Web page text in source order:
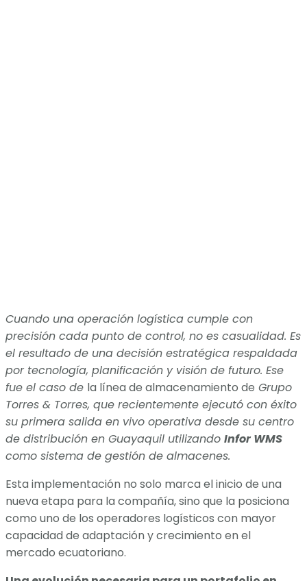
Cuando una operación logística cumple con
precisión cada punto de control, no es casualidad. Es
el resultado de una decisión estratégica respaldada
por tecnología, planificación y visión de futuro. Ese
fue el caso de la línea de almacenamiento de Grupo
Torres & Torres, que recientemente ejecutó con éxito
su primera salida en vivo operativa desde su centro
de distribución en Guayaquil utilizando Infor WMS
como sistema de gestión de almacenes.
Esta implementación no solo marca el inicio de una
nueva etapa para la compañía, sino que la posiciona
como uno de los operadores logísticos con mayor
capacidad de adaptación y crecimiento en el
mercado ecuatoriano.